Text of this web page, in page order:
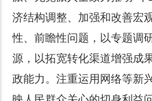
济结构调整、加强和改善宏
性、前瞻性问题，以专题调
源，以拓宽转化渠道增强成
政能力。注重运用网络等新